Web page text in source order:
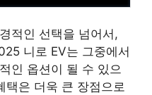
적인 선택을 넘어서,
니로 EV는 그중에서
인 옵션이 될 수 있으
택은 더욱 큰 장점으로